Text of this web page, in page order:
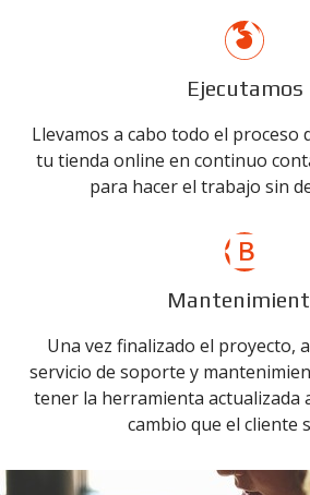
Ejecutamos
Llevamos a cabo todo el proceso
tu tienda online en continuo
para hacer el trabajo sin
Una vez finalizado el proyecto,
servicio de soporte y
tener la herramienta actualizada
cambio que el cliente